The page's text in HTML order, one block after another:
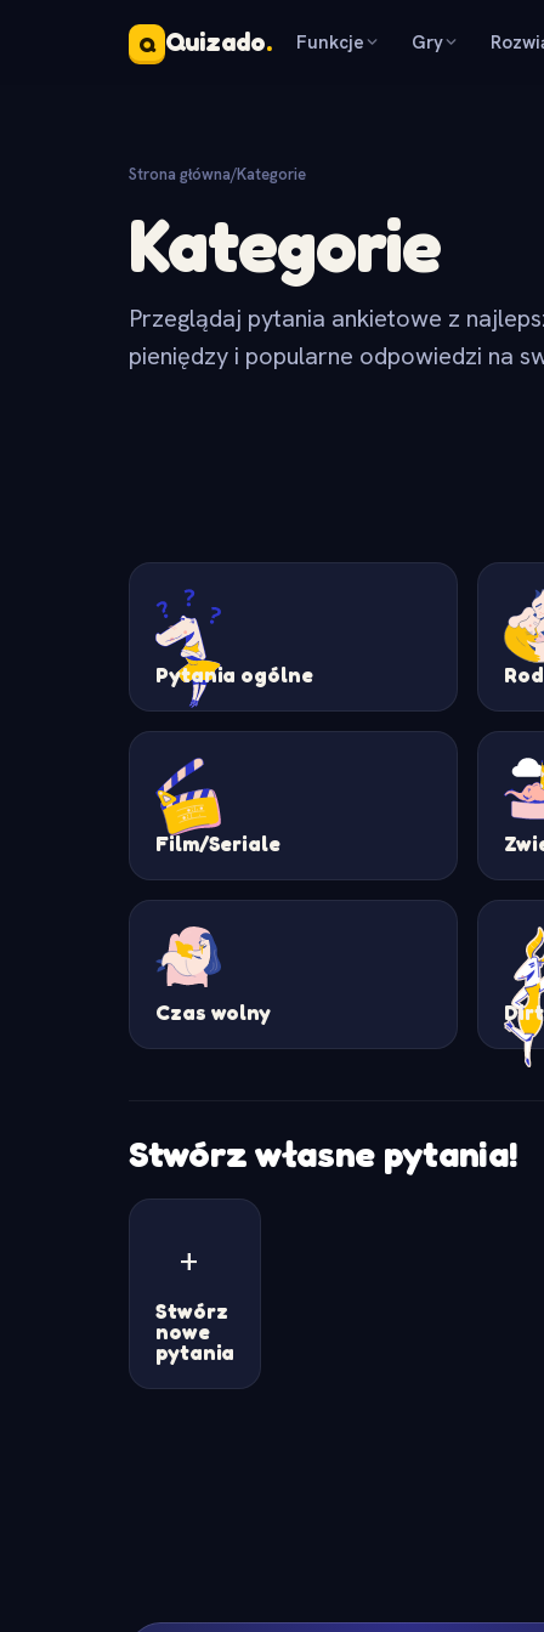
Q Quizado. Funkcje Gry
Strona główna/Kategorie
Kategorie
Przeglądaj pytania ankietowe z
pieniędzy i popularne odpowiedzi na
Pytania ogólne
Film/Seriale
Czas wolny
Stwórz własne pytania!
+
Stwórz
nowe
pytania